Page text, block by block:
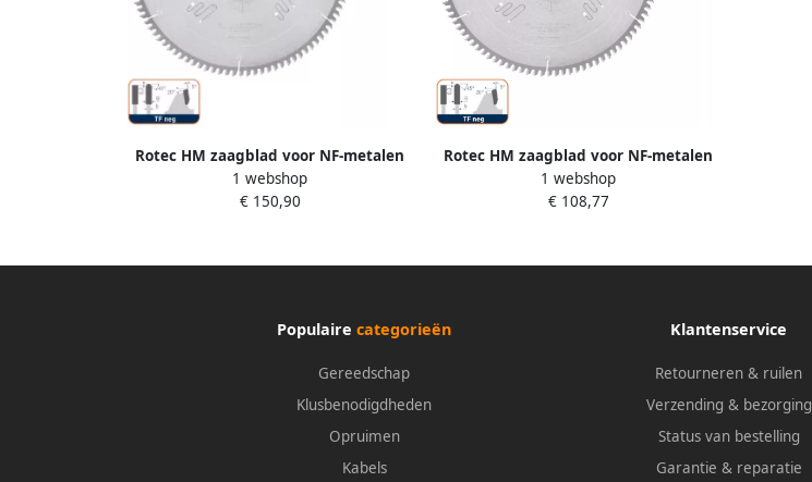
Rotec HM zaagblad voor NF-metalen
ø300x3 2x30mm Z=96 TF neg 5552085
1 webshop
€ 150,90
Rotec HM zaagblad voor NF-metalen
ø260x2 4x30mm Z=68 TF neg 5552055
1 webshop
€ 108,77
Populaire categorieën
Gereedschap
Klusbenodigdheden
Opruimen
Kabels
Klantenservice
Retourneren & ruilen
Verzending & bezorging
Status van bestelling
Garantie & reparatie